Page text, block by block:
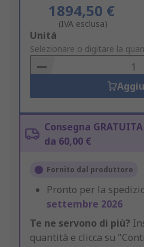
1894,50 €
(IVA esclusa)
Add
to
Basket
Unità
Selezionare o digitare la
Consegna
da 60,00 €
Fornito dal produttore
Pronto per la
settembre 2026
Te ne servono di più?
quantità e clicca su